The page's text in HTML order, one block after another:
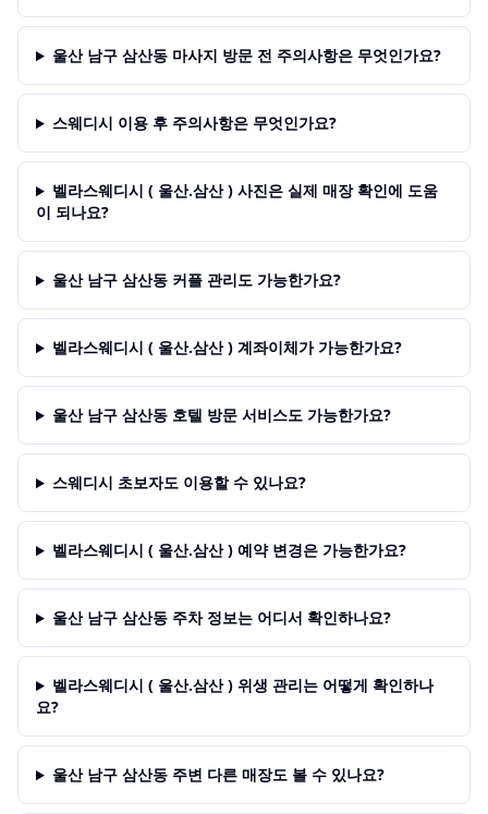
울산 남구 삼산동 마사지 방문 전 주의사항은 무엇인가요?
스웨디시 이용 후 주의사항은 무엇인가요?
벨라스웨디시 ( 울산.삼산 ) 사진은 실제 매장 확인에 도움
이 되나요?
울산 남구 삼산동 커플 관리도 가능한가요?
벨라스웨디시 ( 울산.삼산 ) 계좌이체가 가능한가요?
울산 남구 삼산동 호텔 방문 서비스도 가능한가요?
스웨디시 초보자도 이용할 수 있나요?
벨라스웨디시 ( 울산.삼산 ) 예약 변경은 가능한가요?
울산 남구 삼산동 주차 정보는 어디서 확인하나요?
벨라스웨디시 ( 울산.삼산 ) 위생 관리는 어떻게 확인하나
요?
울산 남구 삼산동 주변 다른 매장도 볼 수 있나요?